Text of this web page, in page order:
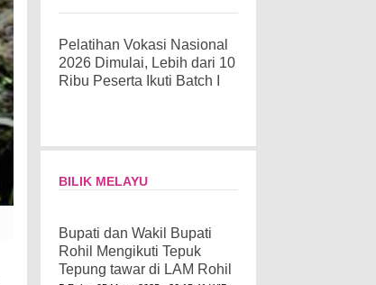
Pelatihan Vokasi Nasional
2026 Dimulai, Lebih dari 10
Ribu Peserta Ikuti Batch I
BILIK MELAYU
Bupati dan Wakil Bupati
Rohil Mengikuti Tepuk
Tepung tawar di LAM Rohil